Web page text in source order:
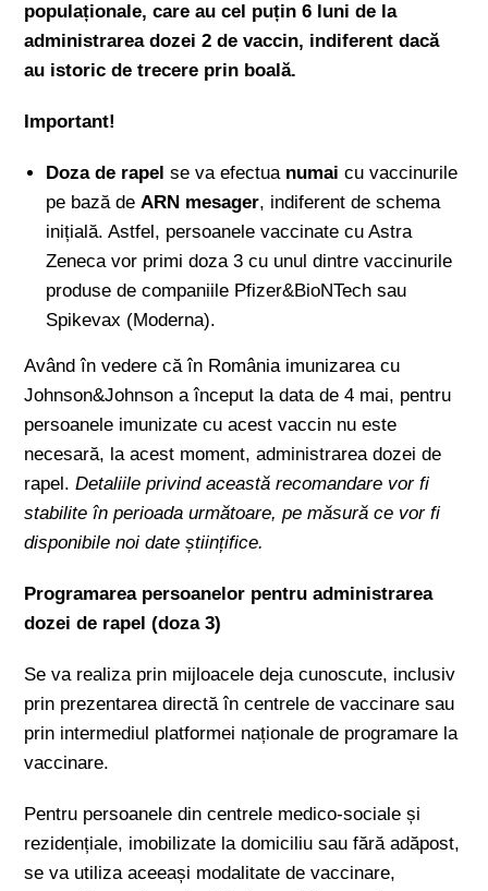
populaționale, care au cel puțin 6 luni de la
administrarea dozei 2 de vaccin, indiferent dacă
au istoric de trecere prin boală.
Important!
Doza de rapel se va efectua numaicu vaccinurile
pe bază deARN mesager, indiferent de schema
inițială. Astfel, persoanele vaccinate cu Astra
Zeneca vor primi doza 3 cu unul dintre vaccinurile
produse de companiile Pfizer&BioNTech sau
Spikevax (Moderna).
Având în vedere că în România imunizarea cu
Johnson&Johnson a început la data de 4 mai, pentru
persoanele imunizate cu acest vaccin nu este
necesară, la acest moment, administrarea dozei de
rapel.Detaliile privind această recomandare vor fi
stabilite în perioada următoare, pe măsură ce vor fi
disponibile noi date științifice.
Programarea persoanelor pentru administrarea
dozei de rapel (doza 3)
Se va realiza prin mijloacele deja cunoscute, inclusiv
prin prezentarea directă în centrele de vaccinare sau
prin intermediul platformei naționale de programare la
vaccinare.
Pentru persoanele din centrele medico-sociale și
rezidențiale, imobilizate la domiciliu sau fără adăpost,
se va utiliza aceeași modalitate de vaccinare,